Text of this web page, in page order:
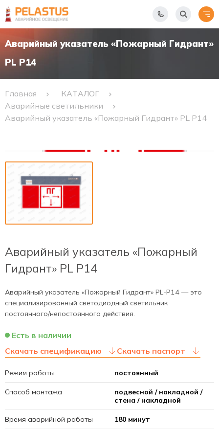
Аварийный указатель «Пожарный Гидрант»
PL P14
Главная
КАТАЛОГ
Аварийные светильники
Аварийный указатель «Пожарный Гидрант» PL P14
Аварийный указатель «Пожарный
Гидрант» PL P14
Аварийный указатель «Пожарный Гидрант» PL-P14 — это
специализированный светодиодный светильник
постоянного/непостоянного действия.
Есть в наличии
Скачать спецификацию
Скачать паспорт
Режим работы постоянный
Способ монтажа
подвесной / накладной /
стена / накладной
Время аварийной работы 180 минут